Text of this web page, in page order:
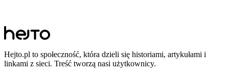
Hejto.pl to społeczność, która dzieli się historiami, artykułami i
linkami z sieci. Treść tworzą nasi użytkownicy.